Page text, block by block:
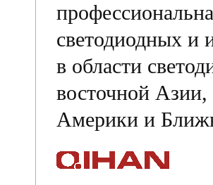
светодиодных и
в области
восточной
Америки и